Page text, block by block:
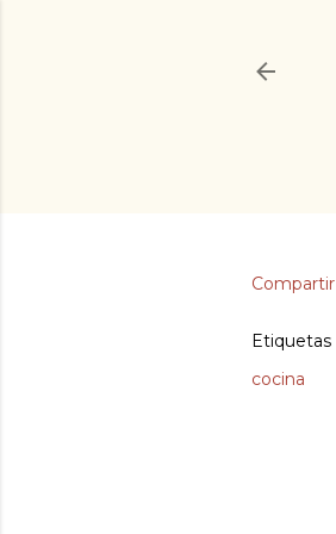
Compartir
Etiquetas
cocina